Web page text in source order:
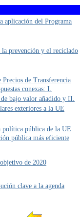
aplicación del Programa
prevención y el reciclado
de Transferencia
conexas: I.
bajo valor añadido y II.
exteriores a la UE
política pública de la UE
pública más eficiente
de 2020
clave a la agenda